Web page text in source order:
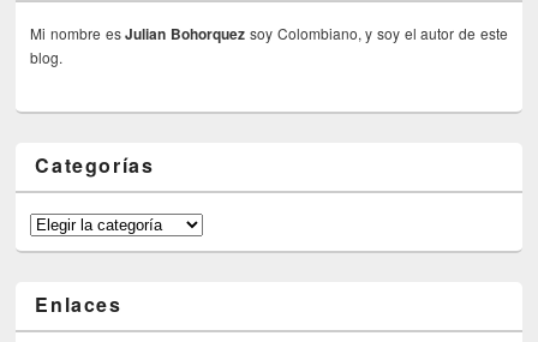
Mi nombre esJulian Bohorquez soy Colombiano, y soy el autor de este
blog.
Categorías
Categorías
Enlaces